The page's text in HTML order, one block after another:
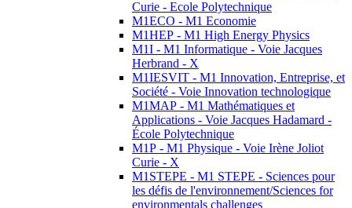
Curie - Ecole Polytechnique
M1ECO - M1 Economie
M1HEP - M1 High Energy Physics
M1I - M1 Informatique - Voie Jacques
Herbrand - X
M1IESVIT - M1 Innovation, Entreprise, et
Société - Voie Innovation technologique
M1MAP - M1 Mathématiques et
Applications - Voie Jacques Hadamard -
École Polytechnique
M1P - M1 Physique - Voie Irène Joliot
Curie - X
M1STEPE - M1 STEPE - Sciences pour
les défis de l'environnement/Sciences for
environmentals challenges